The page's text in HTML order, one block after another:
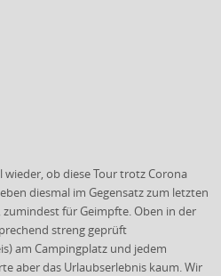
wieder, ob diese Tour trotz Corona
diesmal im Gegensatz zum letzten
für Geimpfte. Oben in der
streng geprüft
am Campingplatz und jedem
aber das Urlaubserlebnis kaum. Wir